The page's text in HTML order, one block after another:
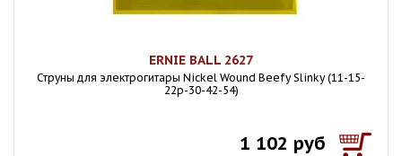
ERNIE BALL 2627
Струны для электрогитары Nickel Wound Beefy Slinky (11-15-
22p-30-42-54)
1 102 руб